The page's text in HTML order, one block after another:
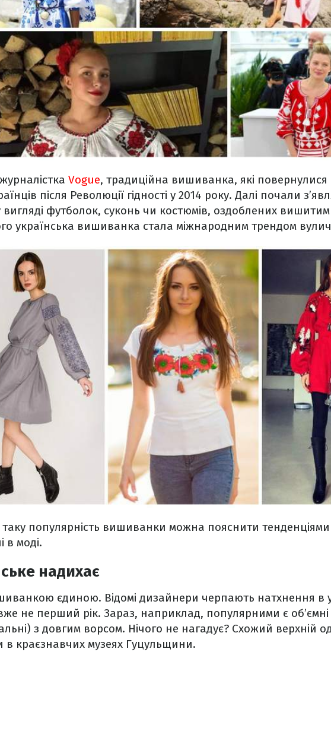
Vogue, традиційна вишиванка, які
після Революції гідності у 2014 року. Далі почали
у вигляді футболок, суконь чи костюмів, оздоблених
українська вишиванка стала міжнародним трендом
популярність вишиванки можна пояснити тенденціями
в моді.
надихає
єдиною. Відомі дизайнери черпають натхнення в
вже не перший рік. Зараз, наприклад, популярними є
з довгим ворсом. Нічого не нагадує? Схожий верхній
в краєзнавчих музеях Гуцульщини.